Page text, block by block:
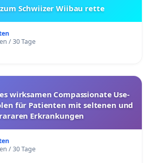
Schwiizer Wiibau rette
/ 30 Tage
wirksamen Compassionate Use-
für Patienten mit seltenen und
Erkrankungen
/ 30 Tage